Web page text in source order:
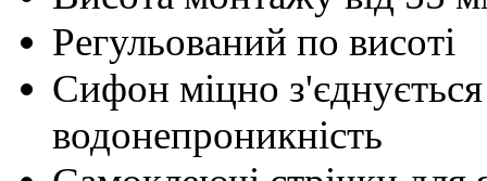
Регульований по висоті
Сифон міцно
водонепроникність